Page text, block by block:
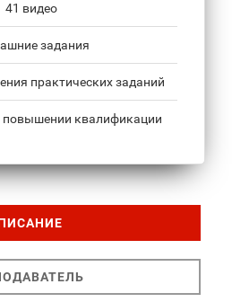
41 видео
задания
практических заданий
повышении квалификации